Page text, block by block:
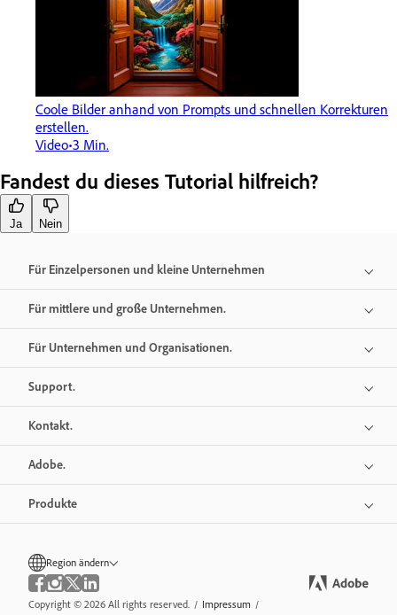
Coole Bilder anhand von Prompts und schnellen Korrekturen
erstellen.
Video 3 Min.
Fandest du dieses Tutorial hilfreich?
Ja Nein
Für Einzelpersonen und kleine Unternehmen
Für mittlere und große Unternehmen.
Für Unternehmen und Organisationen.
Support.
Kontakt.
Adobe.
Produkte
Region ändern
Copyright © 2026 All rights reserved. / Impressum /